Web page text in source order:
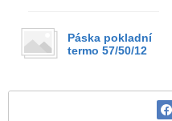
Páska pokladní
termo 57/50/12